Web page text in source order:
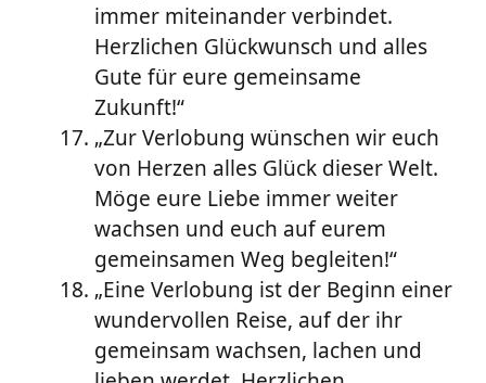
immer miteinander verbindet.
Herzlichen Glückwunsch und alles
Gute für eure gemeinsame
Zukunft!“
„Zur Verlobung wünschen wir euch
von Herzen alles Glück dieser Welt.
Möge eure Liebe immer weiter
wachsen und euch auf eurem
gemeinsamen Weg begleiten!“
„Eine Verlobung ist der Beginn einer
wundervollen Reise, auf der ihr
gemeinsam wachsen, lachen und